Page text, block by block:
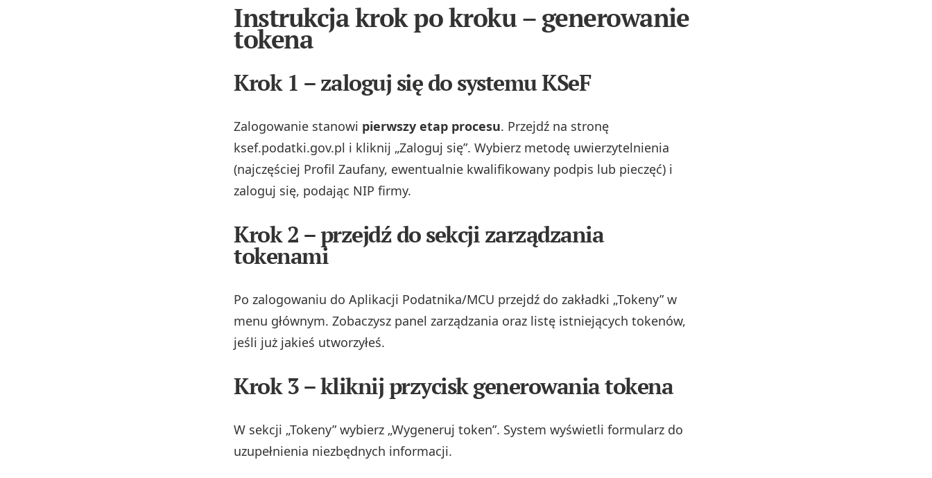
Instrukcja krok po kroku – generowanie
tokena
Krok 1 – zaloguj się do systemu KSeF
Zalogowanie stanowi pierwszy etap procesu. Przejdź na stronę
ksef.podatki.gov.pl i kliknij „Zaloguj się”. Wybierz metodę uwierzytelnienia
(najczęściej Profil Zaufany, ewentualnie kwalifikowany podpis lub pieczęć) i
zaloguj się, podając NIP firmy.
Krok 2 – przejdź do sekcji zarządzania
tokenami
Po zalogowaniu do Aplikacji Podatnika/MCU przejdź do zakładki „Tokeny” w
menu głównym. Zobaczysz panel zarządzania oraz listę istniejących tokenów,
jeśli już jakieś utworzyłeś.
Krok 3 – kliknij przycisk generowania tokena
W sekcji „Tokeny” wybierz „Wygeneruj token”. System wyświetli formularz do
uzupełnienia niezbędnych informacji.